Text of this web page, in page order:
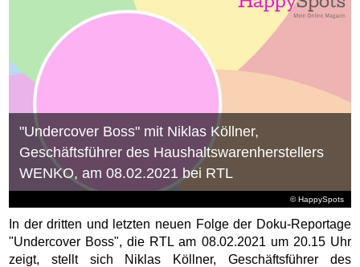
© HappySpots
"Undercover Boss" mit Niklas Köllner,
Geschäftsführer des Haushaltswarenherstellers
WENKO, am 08.02.2021 bei RTL
In der dritten und letzten neuen Folge der Doku-Reportage
"Undercover Boss", die RTL am 08.02.2021 um 20.15 Uhr
zeigt, stellt sich Niklas Köllner, Geschäftsführer des